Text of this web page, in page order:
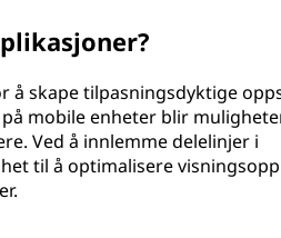
å skape tilpasningsdyktige
mobile enheter blir
Ved å innlemme delelinjer i
til å optimalisere